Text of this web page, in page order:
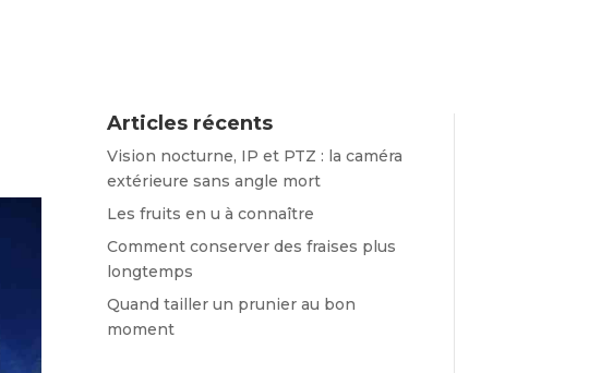
Articles récents
Vision nocturne, IP et PTZ : la caméra
extérieure sans angle mort
Les fruits en u à connaître
Comment conserver des fraises plus
longtemps
Quand tailler un prunier au bon
moment